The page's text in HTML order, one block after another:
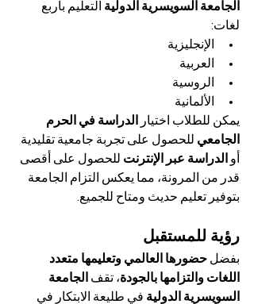
الجامعة السويسرية الدولية التعليم بأربع
لغات:
الإنجليزية
العربية
الروسية
الألمانية
يمكن للطلاب اختيار
الدراسة في الحرم
الجامعي للحصول على تجربة جامعية تقليدية
أو الدراسة عبر الإنترنت للحصول على أقصى
قدر من المرونة، مما يعكس التزام الجامعة
بتوفير تعليم حديث ومتاح للجميع.
رؤية للمستقبل
بفضل حضورها العالمي وتعليمها متعدد
اللغات والتزامها بالجودة، تقف الجامعة
السويسرية الدولية في طليعة الابتكار في